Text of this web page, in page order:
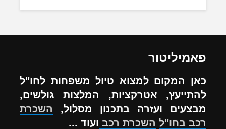
פאמיליטור
כאן המקום למצוא טיול משפחות לחו"ל
להתייעץ, אטרקציות, המלצות גולשים,
מבצעים ועזרה בתכנון מסלול, השכרת
רכב בחו"ל השכרת רכב ועוד ...